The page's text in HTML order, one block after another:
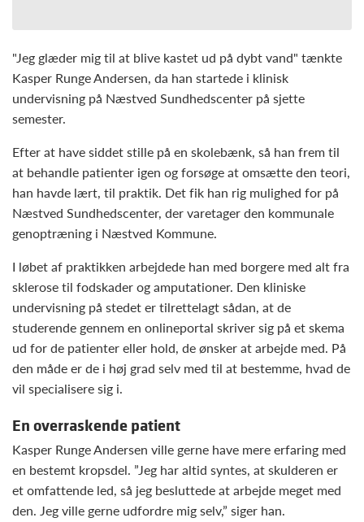
"Jeg glæder mig til at blive kastet ud på dybt vand" tænkte
Kasper Runge Andersen, da han startede i klinisk
undervisning på Næstved Sundhedscenter på sjette
semester.
Efter at have siddet stille på en skolebænk, så han frem til
at behandle patienter igen og forsøge at omsætte den teori,
han havde lært, til praktik. Det fik han rig mulighed for på
Næstved Sundhedscenter, der varetager den kommunale
genoptræning i Næstved Kommune.
I løbet af praktikken arbejdede han med borgere med alt fra
sklerose til fodskader og amputationer. Den kliniske
undervisning på stedet er tilrettelagt sådan, at de
studerende gennem en onlineportal skriver sig på et skema
ud for de patienter eller hold, de ønsker at arbejde med. På
den måde er de i høj grad selv med til at bestemme, hvad de
vil specialisere sig i.
En overraskende patient
Kasper Runge Andersen ville gerne have mere erfaring med
en bestemt kropsdel. ”Jeg har altid syntes, at skulderen er
et omfattende led, så jeg besluttede at arbejde meget med
den. Jeg ville gerne udfordre mig selv,” siger han.